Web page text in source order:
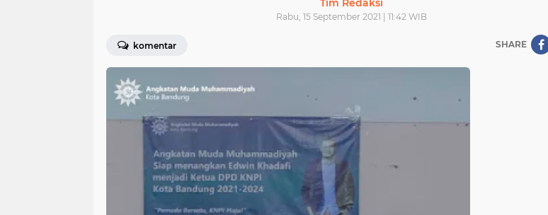
Tim Redaksi
Rabu, 15 September 2021 | 11:42 WIB
komentar SHARE